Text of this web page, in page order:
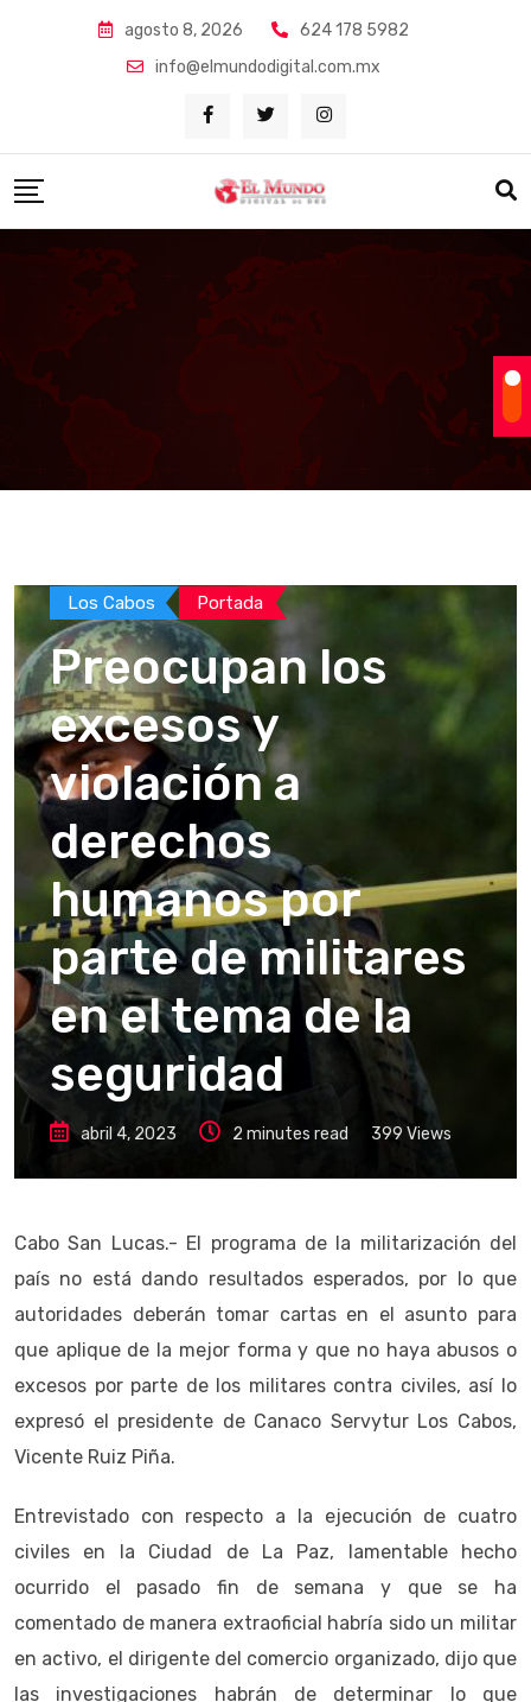
agosto 8, 2026
624 178 5982
info@elmundodigital.com.mx
Los Cabos Portada
Preocupan los
excesos y
violación a
derechos
humanos por
parte de militares
en el tema de la
seguridad
abril 4, 2023 2 minutes read 399 Views
Cabo San Lucas.- El programa de la militarización del
país no está dando resultados esperados, por lo que
autoridades deberán tomar cartas en el asunto para
que aplique de la mejor forma y que no haya abusos o
excesos por parte de los militares contra civiles, así lo
expresó el presidente de Canaco Servytur Los Cabos,
Vicente Ruiz Piña.
Entrevistado con respecto a la ejecución de cuatro
civiles en la Ciudad de La Paz, lamentable hecho
ocurrido el pasado fin de semana y que se ha
comentado de manera extraoficial habría sido un militar
en activo, el dirigente del comercio organizado, dijo que
las investigaciones habrán de determinar lo que